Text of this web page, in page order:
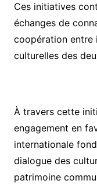
Ces initiatives
échanges de
coopération entre
culturelles des
À travers cette
engagement en
internationale
dialogue des
patrimoine